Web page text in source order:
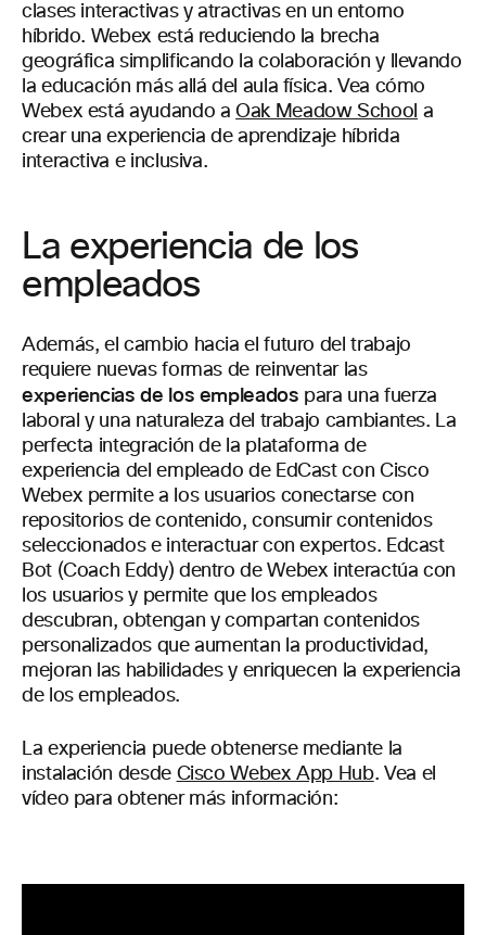
clases interactivas y atractivas en un entorno
híbrido. Webex está reduciendo la brecha
geográfica simplificando la colaboración y llevando
la educación más allá del aula física. Vea cómo
Webex está ayudando aOak Meadow School a
crear una experiencia de aprendizaje híbrida
interactiva e inclusiva.
La experiencia de los
empleados
Además, el cambio hacia el futuro del trabajo
requiere nuevas formas de reinventar las
experiencias de los empleados para una fuerza
laboral y una naturaleza del trabajo cambiantes. La
perfecta integración de la plataforma de
experiencia del empleado de EdCast con Cisco
Webex permite a los usuarios conectarse con
repositorios de contenido, consumir contenidos
seleccionados e interactuar con expertos. Edcast
Bot (Coach Eddy) dentro de Webex interactúa con
los usuarios y permite que los empleados
descubran, obtengan y compartan contenidos
personalizados que aumentan la productividad,
mejoran las habilidades y enriquecen la experiencia
de los empleados.
La experiencia puede obtenerse mediante la
instalación desde Cisco Webex App Hub. Vea el
vídeo para obtener más información: